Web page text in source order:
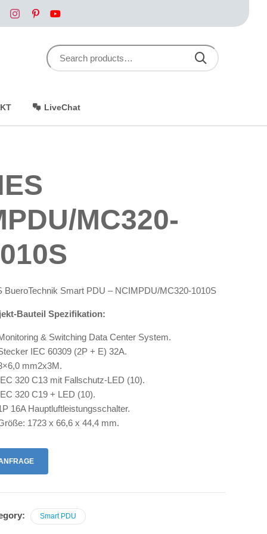
Search for:
SEARCH
LiveChat
MC320-
BueroTechnik Smart PDU – NCIMPDU/MC320-1010S
Bauteil Spezifikation:
& Switching Data Center System.
IEC 60309 (2P + E) 32A.
mm2x3M.
320 C13 mit Fallschutz-LED (10).
320 C19 + LED (10).
16A Hauptluftleistungsschalter.
1723 x 66,6 x 44,4 mm.
Smart PDU